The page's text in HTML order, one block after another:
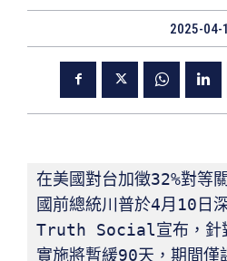
2025-04-
在美國對台加徵32%對等
國前總統川普於4月10日
Truth Social宣布，針
實施將暫緩90天，期間僅